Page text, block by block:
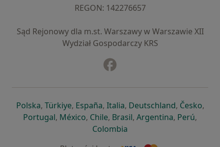
REGON: ⁠142276657
Sąd Rejonowy dla m.st. Warszawy w Warszawie XII
Wydział Gospodarczy KRS
Polskaotwiera się w nowej karcie
, Türkiyeotwiera się w nowej karcie
, Españaotwiera się w nowej karcie
, Italiaotwiera się w nowej
, Deutschlandotwiera się
, Česko,
Portugalotwiera się w nowej karcie
, Méxicootwiera się w nowej karcie
, Chileotwiera się w nowej karcie
, Brasilotwiera się w nowej
, Argentinaotwiera się
, Perú,
Colombia